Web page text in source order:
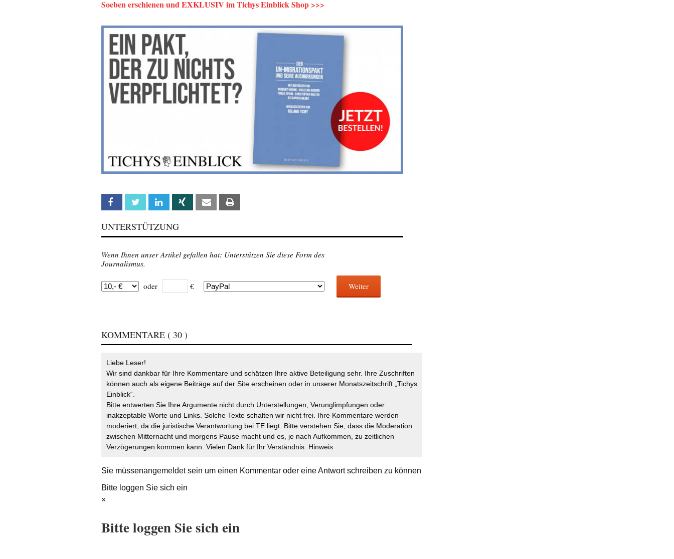
Soeben erschienen und EXKLUSIV im Tichys Einblick Shop >>>
Facebook Twitter Linkedin Xing Email
UNTERSTÜTZUNG
Wenn Ihnen unser Artikel gefallen hat: Unterstützen Sie diese Form des
Journalismus.
oder € Weiter
KOMMENTARE ( 30 )
Liebe Leser!
Wir sind dankbar für Ihre Kommentare und schätzen Ihre aktive Beteiligung sehr. Ihre Zuschriften
können auch als eigene Beiträge auf der Site erscheinen oder in unserer Monatszeitschrift „Tichys
Einblick“.
Bitte entwerten Sie Ihre Argumente nicht durch Unterstellungen, Verunglimpfungen oder
inakzeptable Worte und Links. Solche Texte schalten wir nicht frei. Ihre Kommentare werden
moderiert, da die juristische Verantwortung bei TE liegt. Bitte verstehen Sie, dass die Moderation
zwischen Mitternacht und morgens Pause macht und es, je nach Aufkommen, zu zeitlichen
Verzögerungen kommen kann. Vielen Dank für Ihr Verständnis. Hinweis
Sie müssenangemeldetsein um einen Kommentar oder eine Antwort schreiben zu können
Bitte loggen Sie sich ein
×
Bitte loggen Sie sich ein